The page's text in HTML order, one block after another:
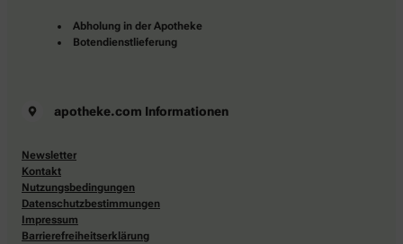
Abholung in der Apotheke
Botendienstlieferung
apotheke.com Informationen
Newsletter
Kontakt
Nutzungsbedingungen
Datenschutzbestimmungen
Impressum
Barrierefreiheitserklärung